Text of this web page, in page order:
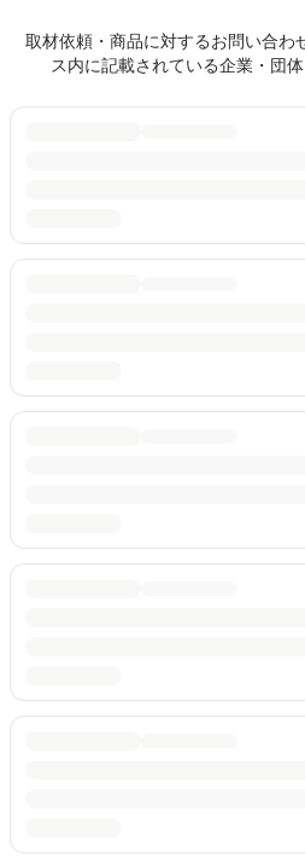
取材依頼・商品に対するお問い合わ
ス内に記載されている企業・団